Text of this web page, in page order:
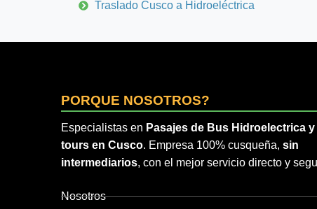
Traslado Cusco a Hidroeléctrica
PORQUE NOSOTROS?
Especialistas en Pasajes de Bus Hidroelectrica y
tours en Cusco. Empresa 100% cusqueña, sin
intermediarios, con el mejor servicio directo y
Nosotros